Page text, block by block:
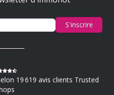
S'inscrire
19 619 avis clients Trusted